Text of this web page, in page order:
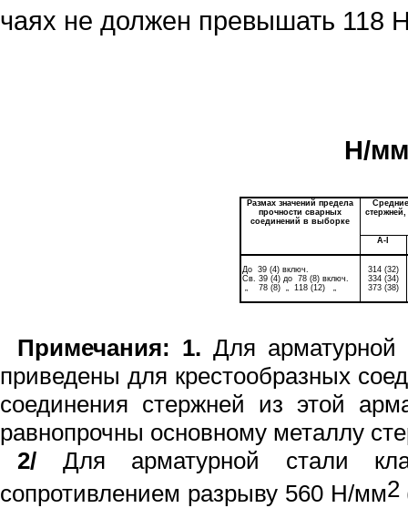
чаях не должен превышать 118
Н/мм
Размах значений предела
прочности сварных
соединений в выборке
А-
До
39 (4) включ.
Св. 39 (4) до
78 (8) включ.
78 (8) 118 (12)
314 (32)
334 (34)
373 (38)
Примечания: 1.Для арматурной
приведены для крестообразных
сое­динения стержней из этой
равнопрочны основному металлу
2/
Для арматурной стали
сопротивлением разрыву560 Н/мм2